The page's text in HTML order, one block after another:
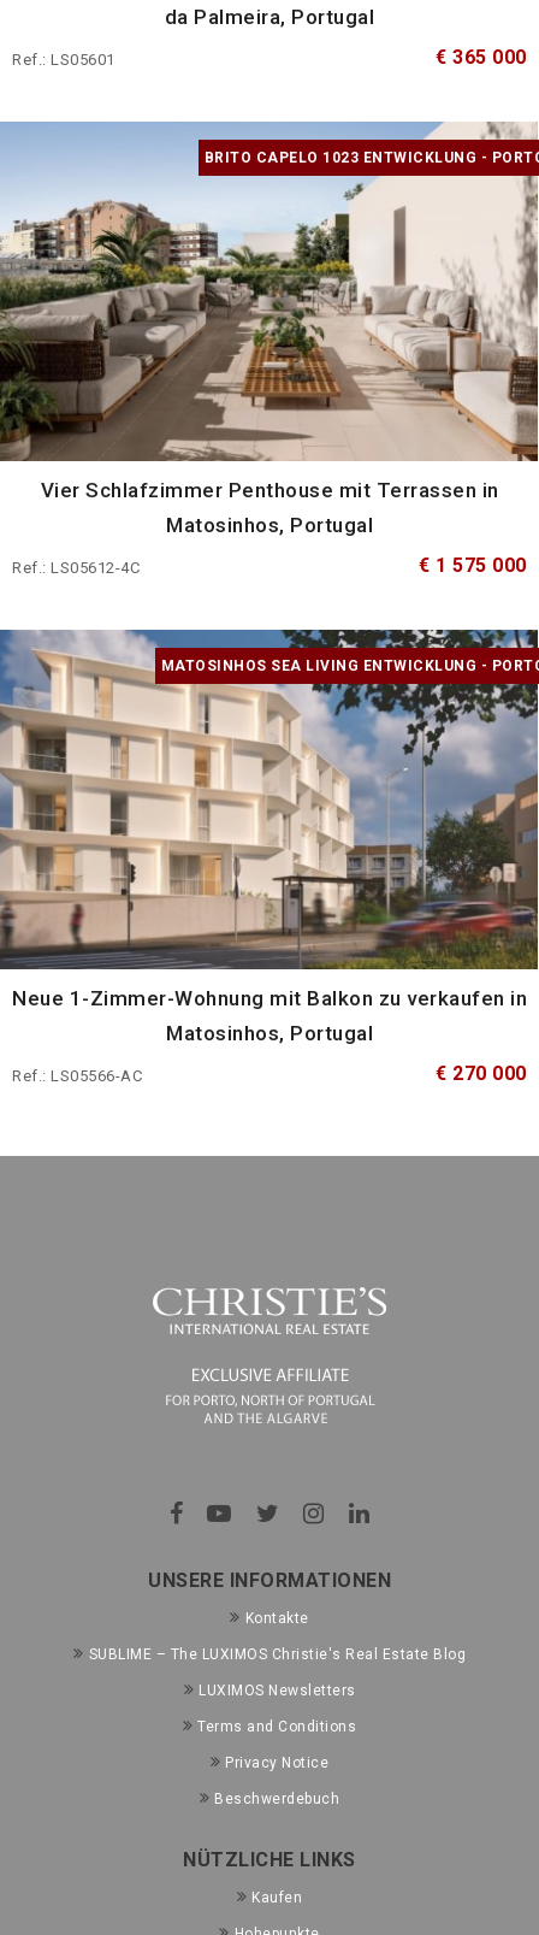
da Palmeira, Portugal
Ref.: LS05601 € 365 000
BRITO CAPELO 1023 ENTWICKLUNG -
Vier Schlafzimmer Penthouse mit Terrassen in
Matosinhos, Portugal
Ref.: LS05612-4C € 1 575 000
MATOSINHOS SEA LIVING ENTWICKLUNG -
Neue 1-Zimmer-Wohnung mit Balkon zu verkaufen in
Matosinhos, Portugal
Ref.: LS05566-AC € 270 000
UNSERE INFORMATIONEN
Kontakte
SUBLIME – The LUXIMOS Christie's Real Estate Blog
LUXIMOS Newsletters
Terms and Conditions
Privacy Notice
Beschwerdebuch
NÜTZLICHE LINKS
Kaufen